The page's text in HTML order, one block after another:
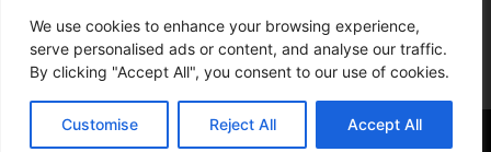
We use cookies to enhance your browsing experience,
serve personalised ads or content, and analyse our traffic.
By clicking "Accept All", you consent to our use of cookies.
Customise Reject All Accept All